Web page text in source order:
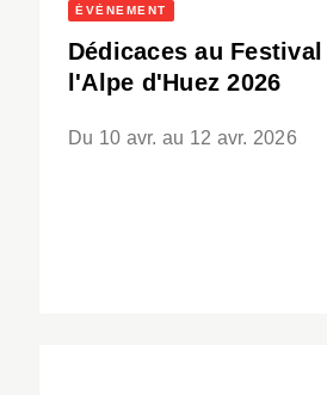
ÉVÈNEMENT
Dédicaces au
l'Alpe d'Huez 2026
Du 10 avr. au 12 avr. 2026